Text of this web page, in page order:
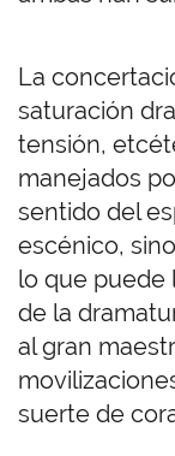
La
saturación
tensión,
manejados
sentido del
escénico,
lo que puede
de la
al gran
suerte de